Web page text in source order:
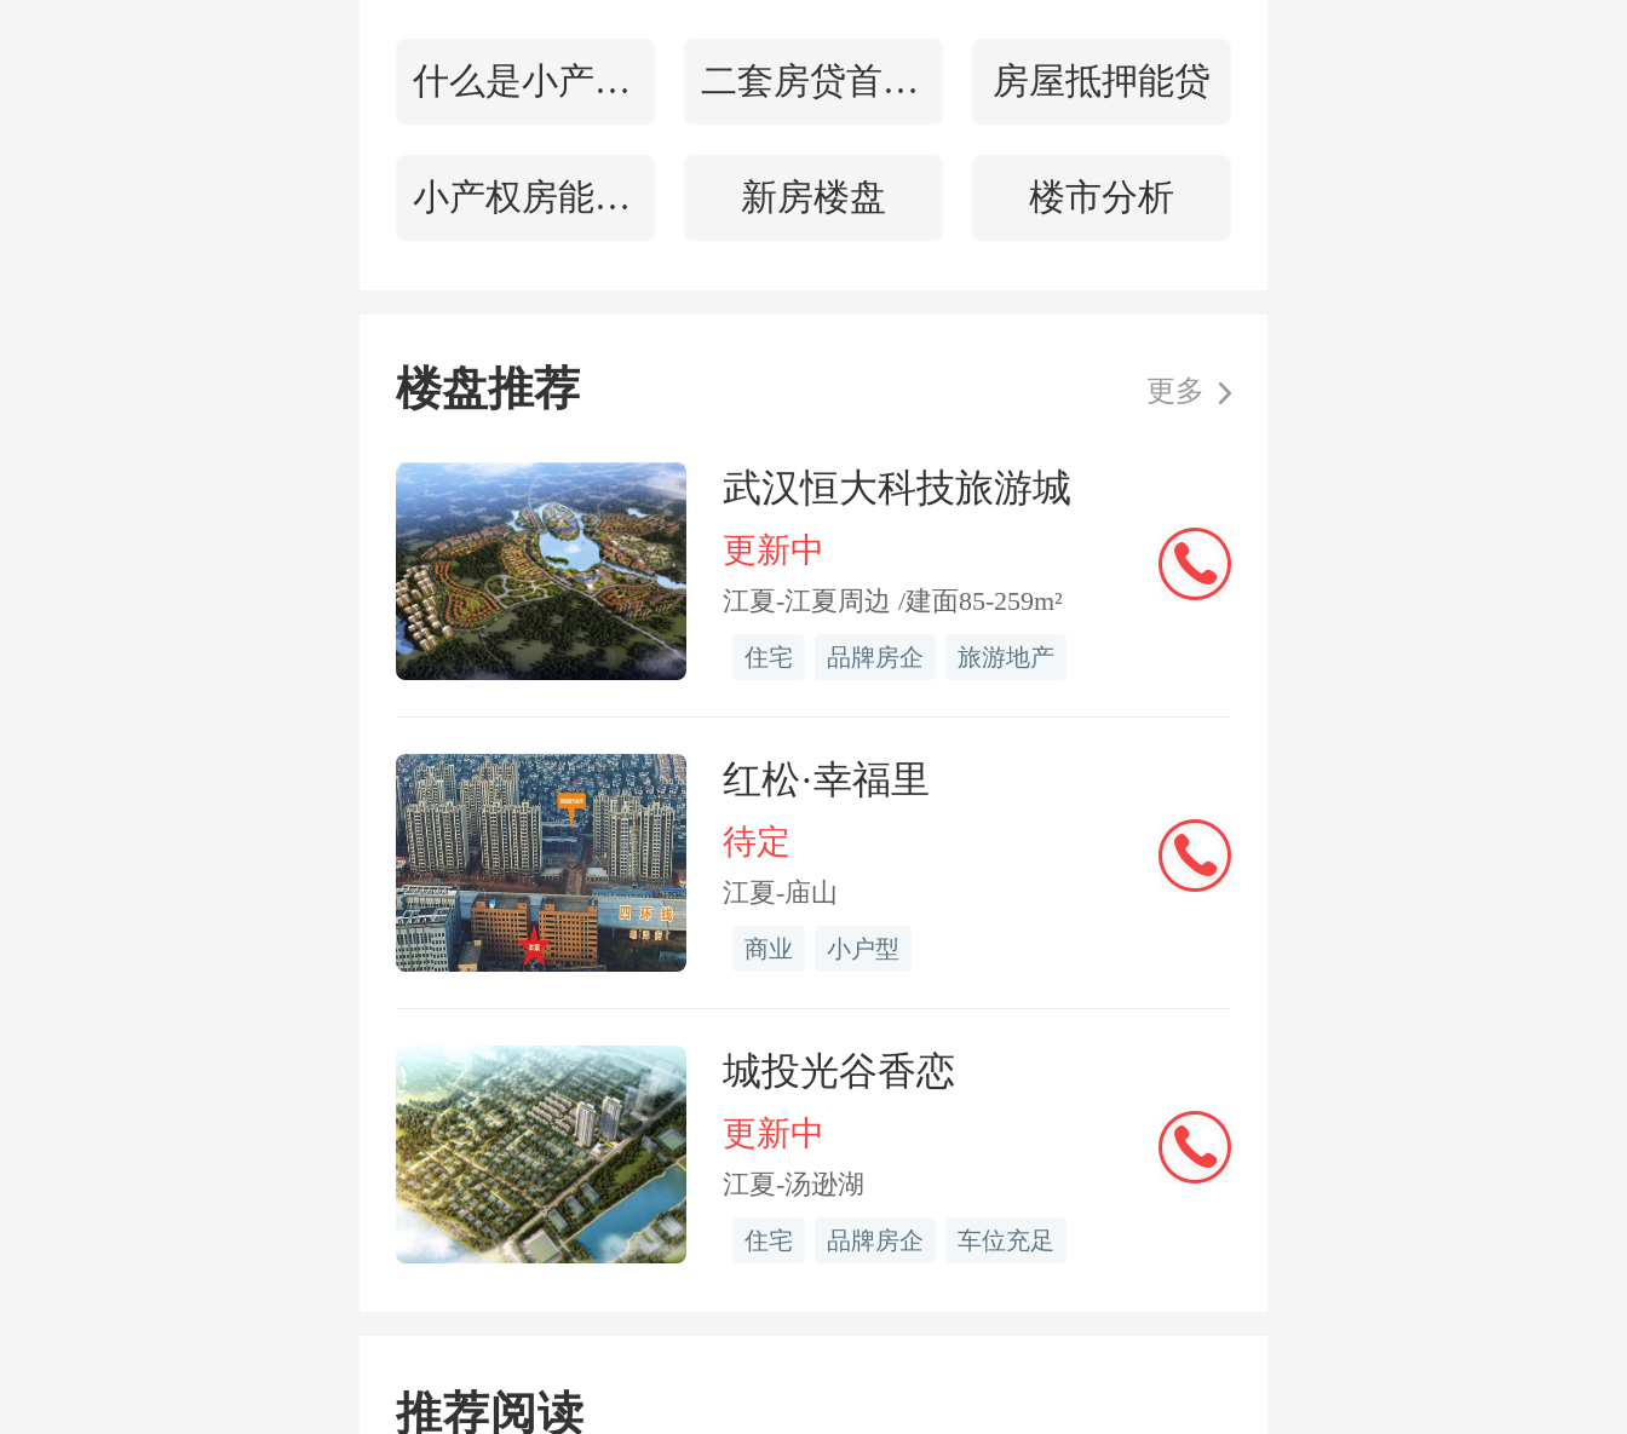
内（7公里）内有罗马春天奥特莱斯、武商量贩（ 庙山
店）周边车程20分钟内（7公里）内中国工商银行、中
ifeng_7329
医疗学校什么的配套都行，位置优越，价格比周边的
低，环境跟公园一样，真的很漂亮
未来规划很赞，恒大也是品质楼房，值得信赖
【精选楼盘二】 红松·幸福里
什么是小产权房 二套房贷首付比例 房屋抵押能贷
小产权房能买吗 新房楼盘 楼市分析
楼盘推荐 更多
武汉恒大科技旅游城
更新中
江夏-江夏周边 /建面85-259m²
住宅 品牌房企 旅游地产
红松·幸福里
待定
江夏-庙山
商业 小户型
城投光谷香恋
更新中
江夏-汤逊湖
住宅 品牌房企 车位充足
推荐阅读